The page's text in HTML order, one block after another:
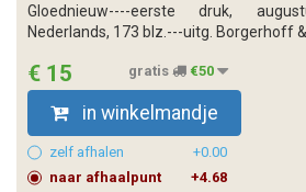
Gloednieuw----eerste druk,
Nederlands, 173 blz.---uitg. Borgerhoff
€ 15 gratis €50
in winkelmandje
zelf afhalen
+0.00
naar afhaalpunt
+4.68